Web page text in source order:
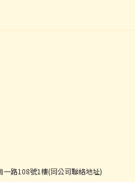
路108號1樓(同公司聯絡地址)